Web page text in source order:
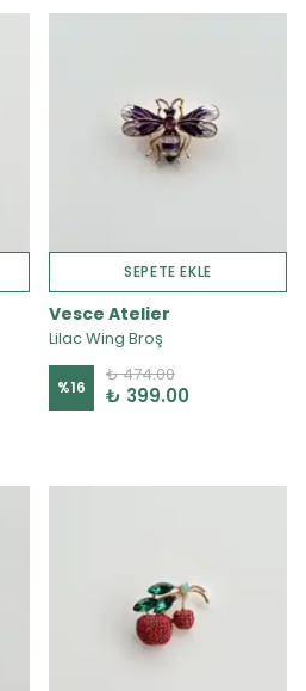
SEPETE EKLE
Vesce Atelier
Lilac Wing Broş
%16
₺ 474.00
₺ 399.00